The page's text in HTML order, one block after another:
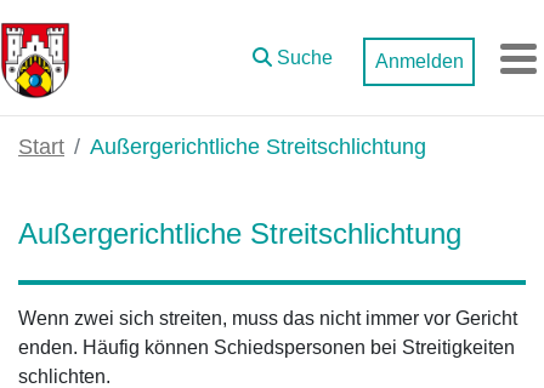
Zum Hauptinhalt springen
Suche Anmelden
Start Außergerichtliche Streitschlichtung
Außergerichtliche Streitschlichtung
Wenn zwei sich streiten, muss das nicht immer vor Gericht
enden. Häufig können Schiedspersonen bei Streitigkeiten
schlichten.